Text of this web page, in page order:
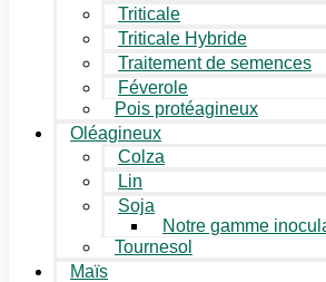
Triticale
Triticale Hybride
Traitement de semences
Féverole
Pois protéagineux
Oléagineux
Colza
Lin
Soja
Notre gamme
Tournesol
Maïs